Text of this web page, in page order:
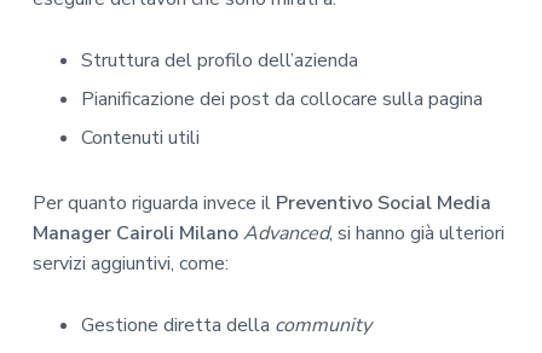
Struttura del profilo dell’azienda
Pianificazione dei post da collocare sulla pagina
Contenuti utili
Per quanto riguarda invece il Preventivo Social Media
Manager Cairoli MilanoAdvanced, si hanno già ulteriori
servizi aggiuntivi, come:
Gestione diretta della community